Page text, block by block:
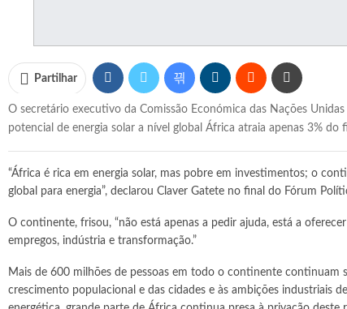
Partilhar
O secretário executivo da Comissão Económica das Nações
potencial de energia solar a nível global África atraia apenas 3% do
“África é rica em energia solar, mas pobre em investimentos; o
global para energia”, declarou Claver Gatete no final do Fórum
O continente, frisou, “não está apenas a pedir ajuda, está a
empregos, indústria e transformação.”
Mais de 600 milhões de pessoas em todo o continente continuam
crescimento populacional e das cidades e às ambições industriais